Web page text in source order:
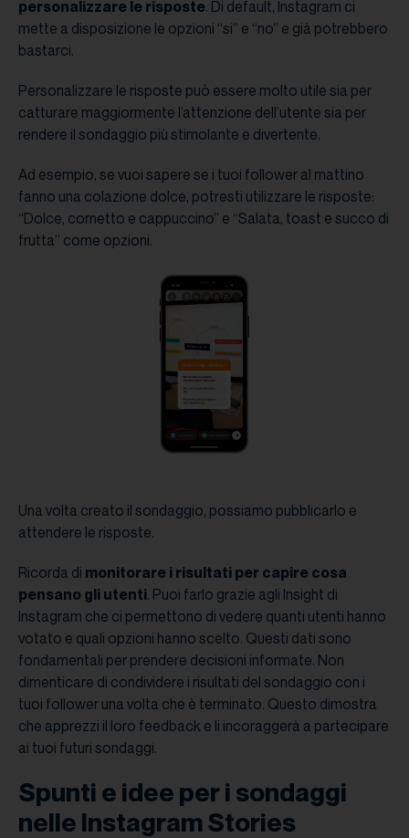
personalizzare le risposte. Di default, Instagram ci
mette a disposizione le opzioni “si” e “no” e già potrebbero
bastarci.
Personalizzare le risposte può essere molto utile sia per
catturare maggiormente l’attenzione dell’utente sia per
rendere il sondaggio più stimolante e divertente.
Ad esempio, se vuoi sapere se i tuoi follower al mattino
fanno una colazione dolce, potresti utilizzare le risposte:
“Dolce, cornetto e cappuccino” e “Salata, toast e succo di
frutta” come opzioni.
Una volta creato il sondaggio, possiamo pubblicarlo e
attendere le risposte.
Ricorda di monitorare i risultati per capire cosa
pensano gli utenti. Puoi farlo grazie agli Insight di
Instagram che ci permettono di vedere quanti utenti hanno
votato e quali opzioni hanno scelto. Questi dati sono
fondamentali per prendere decisioni informate. Non
dimenticare di condividere i risultati del sondaggio con i
tuoi follower una volta che è terminato. Questo dimostra
che apprezzi il loro feedback e li incoraggerà a partecipare
ai tuoi futuri sondaggi.
Spunti e idee per i sondaggi
nelle Instagram Stories